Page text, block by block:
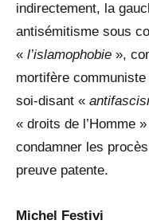
indirectement, la
antisémitisme sous
« l’islamophobie »,
mortifère
soi-disant «
« droits de l’Homme
condamner les
preuve patente.
Michel Festivi